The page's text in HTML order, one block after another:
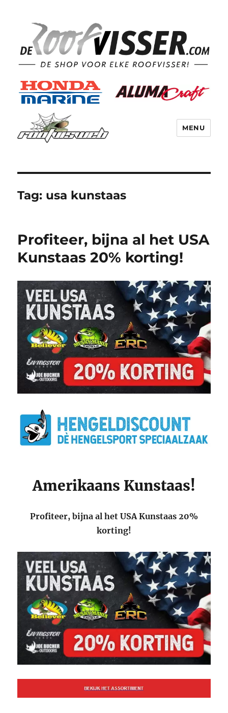
MENU
Tag: usa kunstaas
Profiteer, bijna al het USA
Kunstaas 20% korting!
Amerikaans Kunstaas!
Profiteer, bijna al het USA Kunstaas 20%
korting!